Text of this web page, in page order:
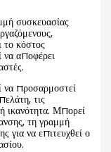
συσκευασίας
το κόστος
να αποφέρει
προσαρμοστεί
τις
ικανότητα. Μπορεί
τη γραμμή
για να επιτευχθεί ο